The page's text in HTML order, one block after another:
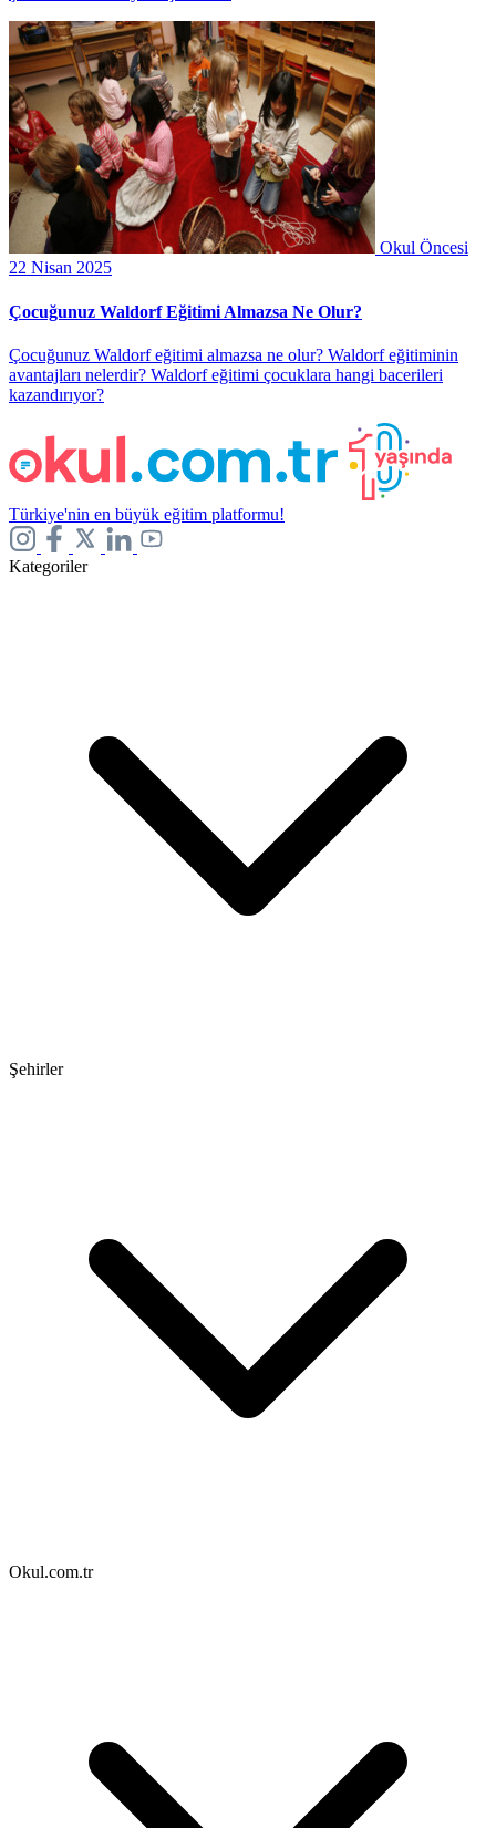
Okul Öncesi
22 Nisan 2025
Çocuğunuz Waldorf Eğitimi Almazsa Ne Olur?
Çocuğunuz Waldorf eğitimi almazsa ne olur? Waldorf eğitiminin
avantajları nelerdir? Waldorf eğitimi çocuklara hangi bacerileri
kazandırıyor?
Türkiye'nin en büyük eğitim platformu!
Kategoriler
Şehirler
Okul.com.tr